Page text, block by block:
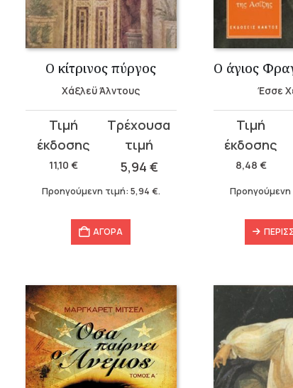
Ο κίτρινος πύργος
Χάξλεϋ Άλντους
11,10 €
Original
price
was:
11,10 €.
5,94 €
τρέχουσα
τιμή
είναι:Προηγούμενη τιμή: 5,94 €.
ΑΓΟΡΑ
Έσσε
8,48 €
Original
price
was:
8,48 €.
τρέχουσα
τιμή
είναι:Προηγούμενη